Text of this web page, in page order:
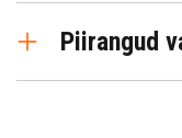
tagaklaasid
Piirangud